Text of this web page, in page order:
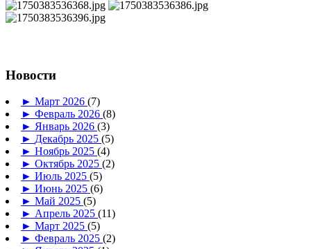
Новости
► Март 2026 (7)
► Февраль 2026 (8)
► Январь 2026 (3)
► Декабрь 2025 (5)
► Ноябрь 2025 (4)
► Октябрь 2025 (2)
► Июль 2025 (5)
► Июнь 2025 (6)
► Май 2025 (5)
► Апрель 2025 (11)
► Март 2025 (5)
► Февраль 2025 (2)